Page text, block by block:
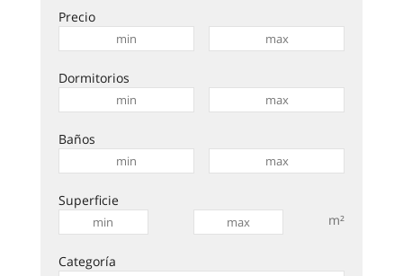
Precio
Dormitorios
Baños
Superficie
m²
Categoría